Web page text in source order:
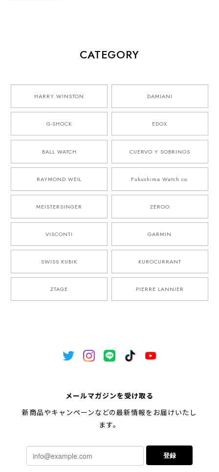
CATEGORY
HARRY WINSTON DAMIANI
G-SHOCK EDOX
BALL WATCH CUERVO Y SOBRINOS
RAYMOND WEIL Fukushima Watch co.
MEISTERSINGER ZEROO
VISCONTI GARMIN
SWISS KUBIK KUROCURRANT
ZTAGE PIERRE LANNIER
メールマガジンを受け取る
新商品やキャンペーンなどの最新情報をお届けいたし
ます。
登録